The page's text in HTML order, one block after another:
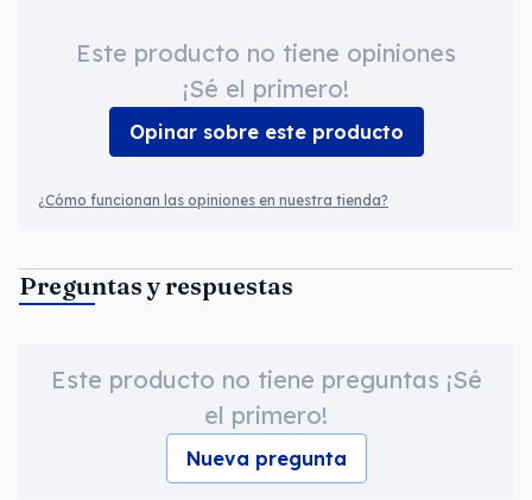
Este producto no tiene opiniones
¡Sé el primero!
Opinar sobre este producto
¿Cómo funcionan las opiniones en nuestra tienda?
Preguntas y respuestas
Este producto no tiene preguntas ¡Sé
el primero!
Nueva pregunta